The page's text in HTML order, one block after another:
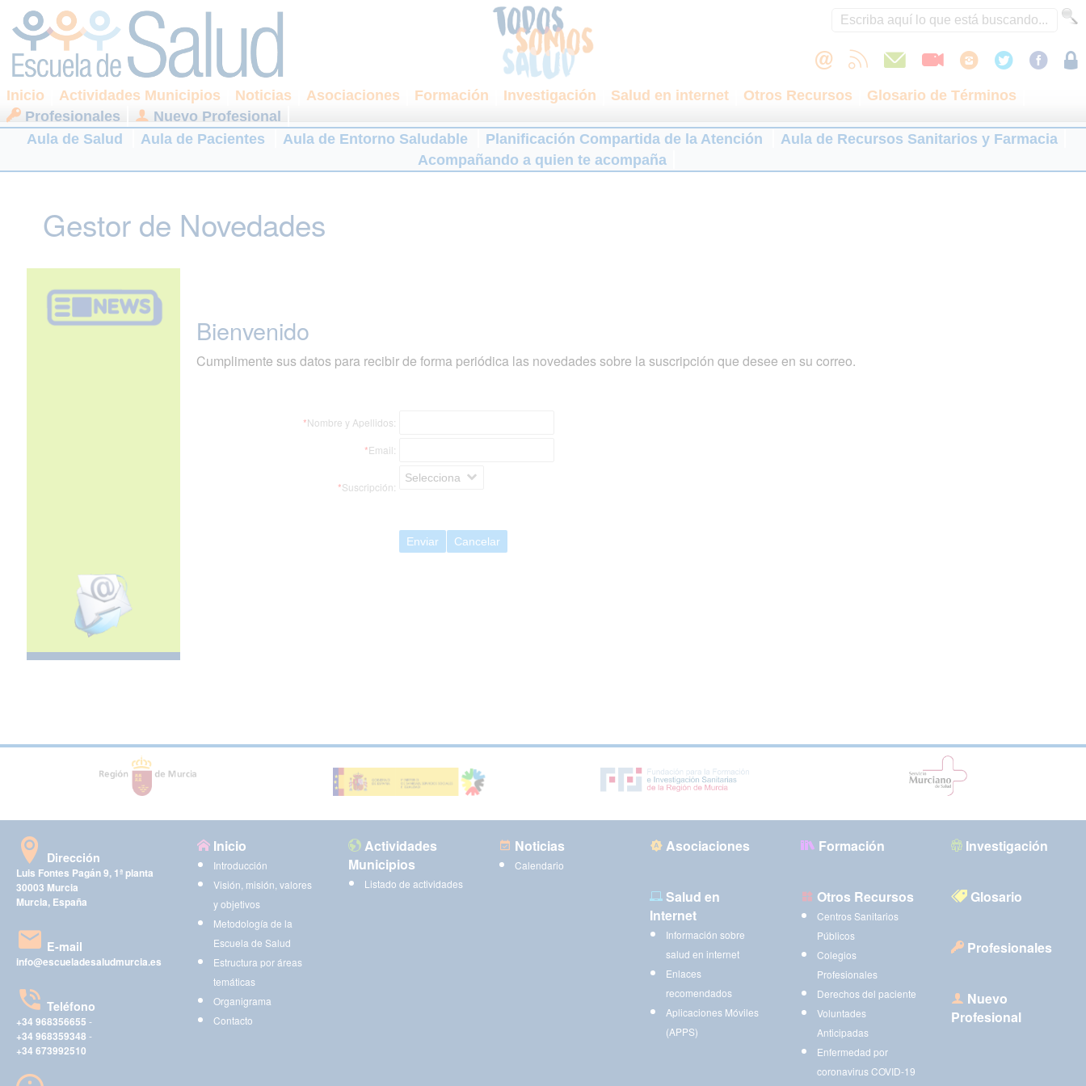
Inicio Actividades Municipios Noticias Asociaciones Formación Investigación Salud en internet Otros Recursos
Glosario de Términos
Profesionales
Nuevo Profesional
Aula de Salud
Aula de Pacientes Aula de Entorno Saludable Planificación Compartida de la Atención
Aula de Recursos Sanitarios y Farmacia
Acompañando a quien te acompaña
Gestor de Novedades
Bienvenido
Cumplimente sus datos para recibir de forma periódica las novedades sobre la suscripción que desee en su correo.
*Nombre y Apellidos:
*Email:
*Suscripción:
Selecciona
Enviar Cancelar
Dirección
Luis Fontes Pagán 9, 1ª planta
30003 Murcia
Murcia, España
E-mail
info@escueladesaludmurcia.es
Teléfono
+34 968356655 -
+34 968359348 -
+34 673992510
Inicio
Introducción
Visión, misión, valores
y objetivos
Metodología de la
Escuela de Salud
Estructura por áreas
temáticas
Organigrama
Contacto
Actividades
Municipios
Listado de actividades
Noticias
Calendario
Asociaciones Formación Investigación
Salud en
Internet
Información sobre
salud en internet
Enlaces
recomendados
Aplicaciones Móviles
(APPS)
Otros Recursos
Centros Sanitarios
Públicos
Colegios
Profesionales
Derechos del paciente
Voluntades
Anticipadas
Enfermedad por
coronavirus COVID-19
Glosario
Profesionales
Nuevo
Profesional